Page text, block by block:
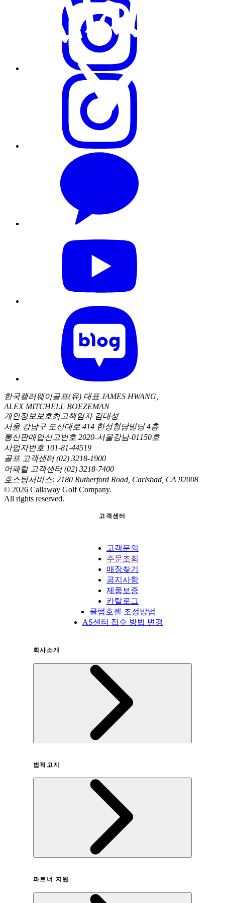
한국캘러웨이골프(유) 대표 JAMES HWANG,
ALEX MITCHELL BOEZEMAN
개인정보보호최고책임자 김대성
서울 강남구 도산대로 414 한성청담빌딩 4층
통신판매업신고번호 2020-서울강남-01150호
사업자번호 101-81-44519
골프 고객센터 (02) 3218-1900
어패럴 고객센터 (02) 3218-7400
호스팅서비스: 2180 Rutherford Road, Carlsbad, CA 92008
© 2026 Callaway Golf Company.
All rights reserved.
고객센터
고객문의
주문조회
매장찾기
공지사항
제품보증
카탈로그
클럽호젤 조정방법
AS센터 접수 방법 변경
회사소개
법적고지
개인정보취급방침
파트너 지원